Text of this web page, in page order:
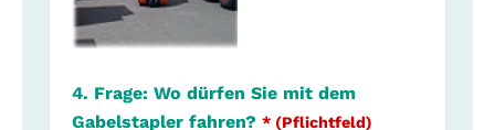
4. Frage: Wo dürfen Sie mit dem
Gabelstapler fahren? * (Pflichtfeld)